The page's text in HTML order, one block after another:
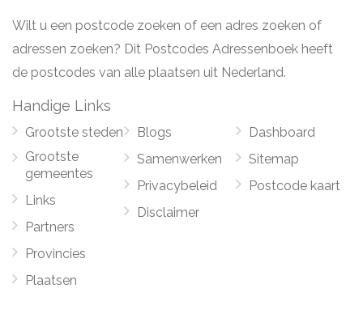
Wilt u een postcode zoeken of een adres zoeken of
adressen zoeken? Dit Postcodes Adressenboek heeft
de postcodes van alle plaatsen uit Nederland.
Handige Links
Grootste steden
Grootste
gemeentes
Links
Partners
Provincies
Plaatsen
Blogs
Samenwerken
Privacybeleid
Disclaimer
Dashboard
Sitemap
Postcode kaart